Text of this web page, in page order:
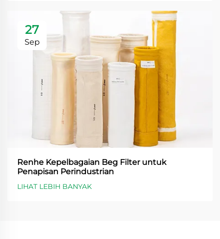
27
Sep
Renhe Kepelbagaian Beg Filter untuk
Penapisan Perindustrian
LIHAT LEBIH BANYAK